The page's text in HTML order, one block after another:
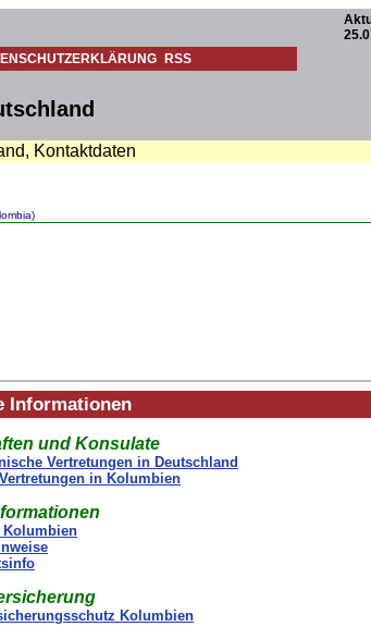
RSS
Kontaktdaten
Informationen
und Konsulate
Vertretungen in Deutschland
in Kolumbien
Kolumbien